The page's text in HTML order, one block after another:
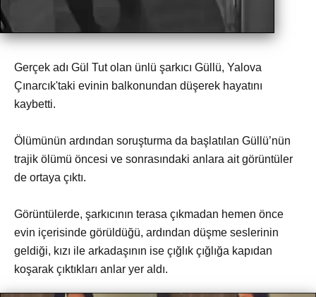
Gerçek adı Gül Tut olan ünlü şarkıcı Güllü, Yalova
Çınarcık'taki evinin balkonundan düşerek hayatını
kaybetti.
Ölümünün ardından soruşturma da başlatılan Güllü’nün
trajik ölümü öncesi ve sonrasındaki anlara ait görüntüler
de ortaya çıktı.
Görüntülerde, şarkıcının terasa çıkmadan hemen önce
evin içerisinde görüldüğü, ardından düşme seslerinin
geldiği, kızı ile arkadaşının ise çığlık çığlığa kapıdan
koşarak çıktıkları anlar yer aldı.